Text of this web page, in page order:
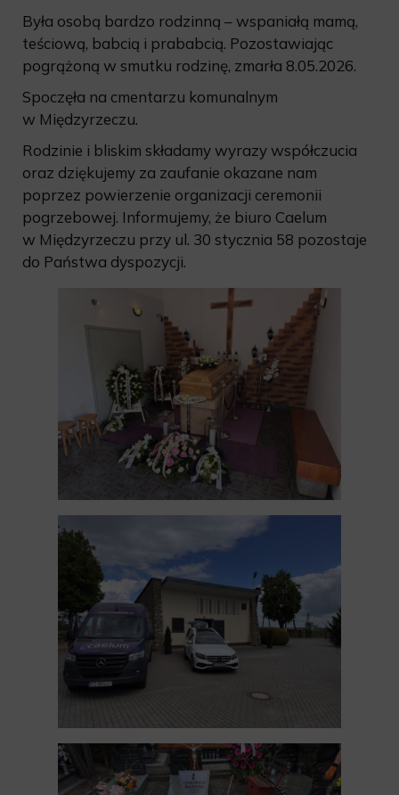
Była osobą bardzo rodzinną – wspaniałą mamą,
teściową, babcią i prababcią. Pozostawiając
pogrążoną w smutku rodzinę, zmarła 8.05.2026.
Spoczęła na cmentarzu komunalnym
w Międzyrzeczu.
Rodzinie i bliskim składamy wyrazy współczucia
oraz dziękujemy za zaufanie okazane nam
poprzez powierzenie organizacji ceremonii
pogrzebowej. Informujemy, że biuro Caelum
w Międzyrzeczu przy ul. 30 stycznia 58 pozostaje
do Państwa dyspozycji.